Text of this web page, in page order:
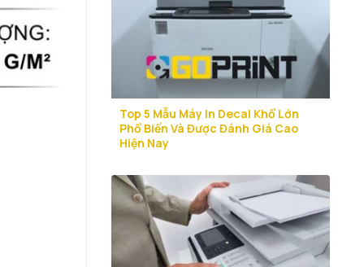
Top 5 Mẫu Máy In Decal Khổ Lớn
Phổ Biến Và Được Đánh Giá Cao
Hiện Nay